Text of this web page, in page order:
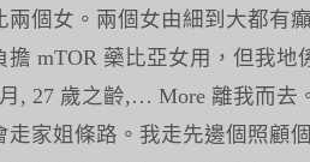
個女。兩個女由細到大都有
mTOR 藥比亞女用，但我
, 27 歲之齡,… More 離我而
家姐條路。我走先邊個照顧